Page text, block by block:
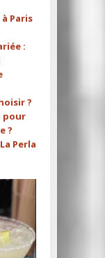
Paris
:
?
pour
?
Perla